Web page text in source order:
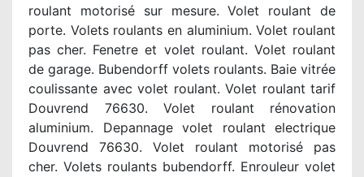
roulant motorisé sur mesure. Volet roulant de
porte. Volets roulants en aluminium. Volet roulant
pas cher. Fenetre et volet roulant. Volet roulant
de garage. Bubendorff volets roulants. Baie vitrée
coulissante avec volet roulant. Volet roulant tarif
Douvrend 76630. Volet roulant rénovation
aluminium. Depannage volet roulant electrique
Douvrend 76630. Volet roulant motorisé pas
cher. Volets roulants bubendorff. Enrouleur volet